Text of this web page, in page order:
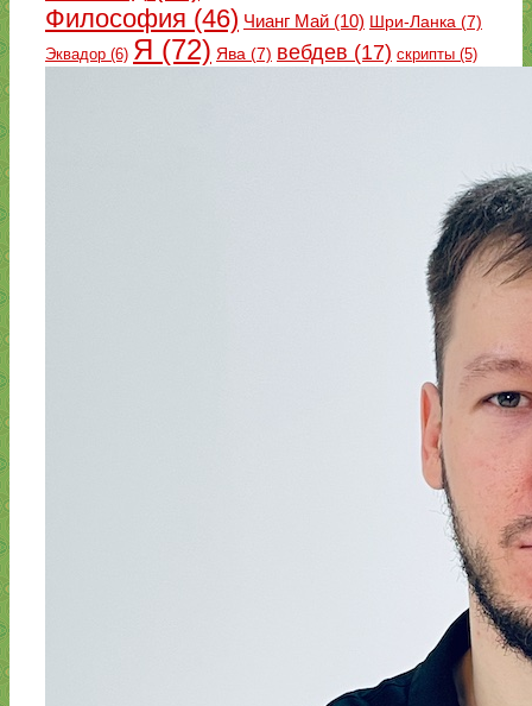
Философия (46) Чианг Май (10) Шри-Ланка (7)
Эквадор (6) Я (72) Ява (7) вебдев (17) скрипты (5)